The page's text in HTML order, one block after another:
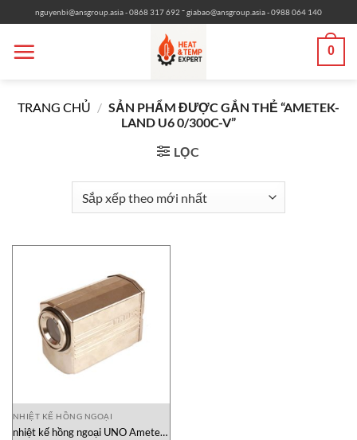
qua
nội
nguyenbi@ansgroup.asia- 0868 317 692 -giabao@ansgroup.asia- 0988 064 140
0
TRANG CHỦ / SẢN PHẨM ĐƯỢC GẮN THẺ “AMETEK-
LAND U6 0/300C-V”
LỌC
NHIỆT KẾ HỒNG NGOẠI
nhiệt kế hồng ngoại UNO Ametek-